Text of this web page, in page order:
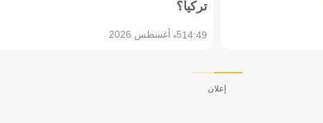
تركيا؟
14:495 أغسطس 2026
إعلان